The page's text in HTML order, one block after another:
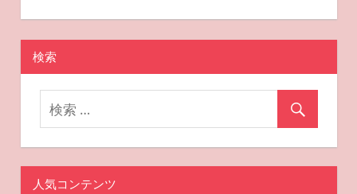
ー
シ
ョ
ン
2025-09-11
miyu
おすすめスキンケア
検索
人気コンテンツ